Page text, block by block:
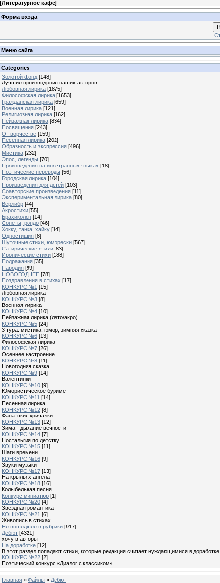
[Литературное кафе]
Форма входа
Меню сайта
Categories
Золотой фонд [148]
Лучшие произведения наших авторов
Любовная лирика [1875]
Философская лирика [1653]
Гражданская лирика [659]
Военная лирика [121]
Религиозная лирика [162]
Пейзажная лирика [834]
Посвящения [243]
О творчестве [159]
Песенная лирика [202]
Образность и экспрессия [496]
Мистика [232]
Эпос, легенды [70]
Произведения на иностранных языках [18]
Поэтические переводы [56]
Городская лирика [104]
Произведения для детей [103]
Соавторские произведения [11]
Экспериментальная лирика [80]
Верлибр [44]
Акростихи [55]
Брахиколон [14]
Сонеты, рондо [46]
Хокку, танка, хайку [14]
Одностишия [8]
Шуточные стихи, юморески [567]
Сатирические стихи [83]
Иронические стихи [188]
Подражания [35]
Пародия [99]
НОВОГОДНЕЕ [78]
Поздравления в стихах [17]
КОНКУРС №1 [15]
Любовная лирика
КОНКУРС №3 [8]
Военная лирика
КОНКУРС №4 [10]
Пейзажная лирика (лето/акро)
КОНКУРС №5 [24]
3 тура: мистика, юмор, зимняя сказка
КОНКУРС №6 [13]
Философская лирика
КОНКУРС №7 [26]
Осеннее настроение
КОНКУРС №8 [11]
Новогодняя сказка
КОНКУРС №9 [14]
Валентинки
КОНКУРС №10 [9]
Юмористическое буриме
КОНКУРС №11 [14]
Песенная лирика
КОНКУРС №12 [8]
Фанатские кричалки
КОНКУРС №13 [12]
Зима - дыхание вечности
КОНКУРС №14 [7]
Ностальгия по детству
КОНКУРС №15 [11]
Шаги времени
КОНКУРС №16 [9]
Звуки музыки
КОНКУРС №17 [13]
На крыльях ангела
КОНКУРС №18 [16]
Колыбельная песня
Конкурс миниатюр [1]
КОНКУРС №20 [4]
Звездная романтика
КОНКУРС №21 [6]
Живопись в стихах
Не вошедшее в рубрики [917]
Дебют [4321]
хочу в авторы
На доработке [12]
В этот раздел попадают стихи, которые редакция считает нуждающимися в доработке
КОНКУРС №22 [2]
Поэтический конкурс «Диалог с классиком»
Главная » Файлы » Дебют